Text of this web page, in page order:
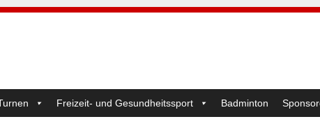
Freizeit- und Gesundheitssport Badminton